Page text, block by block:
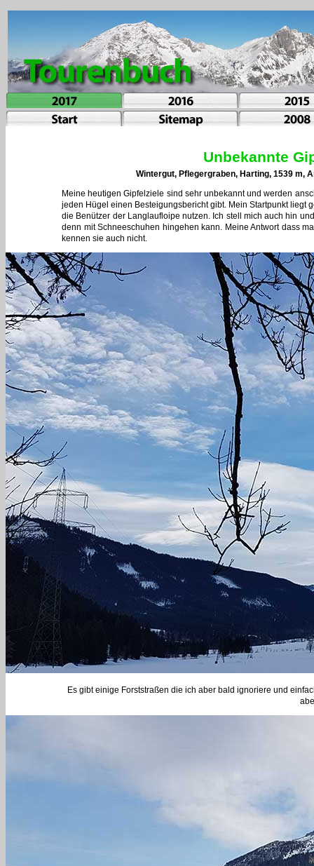
Unbekannte
Wintergut, Pflegergraben, Harting, 1539 m,
Meine heutigen Gipfelziele sind sehr unbekannt und werden
jeden Hügel einen Besteigungsbericht gibt. Mein Startpunkt liegt
die Benützer der Langlaufloipe nutzen. Ich stell mich auch hin
denn mit Schneeschuhen hingehen kann. Meine Antwort dass
kennen sie auch nicht.
Es gibt einige Forststraßen die ich aber bald ignoriere und